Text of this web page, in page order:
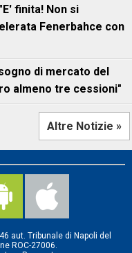
finita! Non si
Fenerbahce con
di mercato del
almeno tre cessioni"
Altre Notizie »
aut. Tribunale di Napoli del
ROC-27006.